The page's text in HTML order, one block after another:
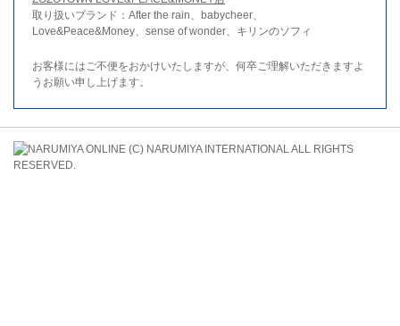
取り扱いブランド：After the rain、babycheer、
Love&Peace&Money、sense of wonder、キリンのソフィ
お客様にはご不便をおかけいたしますが、何卒ご理解いただきますよ
うお願い申し上げます。